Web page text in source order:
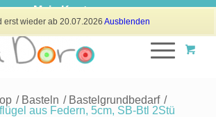
Mein Konto
/ Basteln / Bastelgrundbedarf /
aus Federn, 5cm, SB-Btl 2Stü
erst wieder ab 20.07.2026 Ausblenden